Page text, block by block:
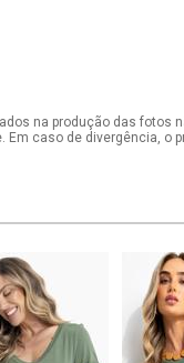
na produção das fotos
Em caso de divergência, o